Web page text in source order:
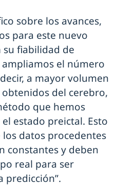
sobre los avances,
para este nuevo
fiabilidad de
el número
a mayor volumen
del cerebro,
que hemos
estado preictal. Esto
datos procedentes
constantes y deben
real para ser
predicción”.